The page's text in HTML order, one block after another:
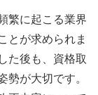
繁に起こる業界
とが求められま
た後も、資格取
勢が大切です。